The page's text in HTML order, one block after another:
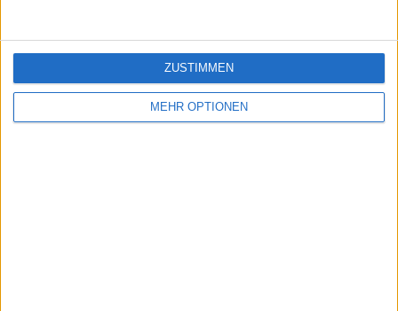
MEHR OPTIONEN
ZUSTIMMEN